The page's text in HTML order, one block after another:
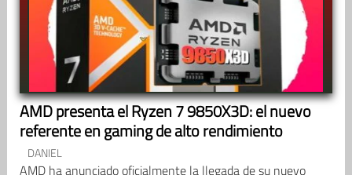
AMD presenta el Ryzen 7 9850X3D: el nuevo
referente en gaming de alto rendimiento
DANIEL
AMD ha anunciado oficialmente la llegada de su nuevo